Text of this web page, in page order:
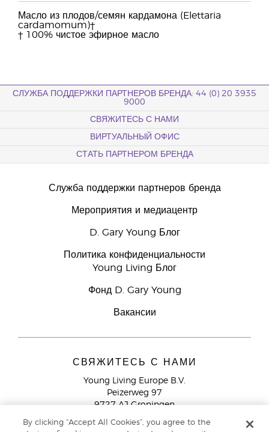
Масло из плодов/семян кардамона (Elettaria
cardamomum)†
† 100% чистое эфирное масло
СЛУЖБА ПОДДЕРЖКИ ПАРТНЕРОВ БРЕНДА: 44 (0) 20 3935
9000
СВЯЖИТЕСЬ С НАМИ
ВИРТУАЛЬНЫЙ ОФИС
СТАТЬ ПАРТНЕРОМ БРЕНДА
Служба поддержки партнеров бренда
Мероприятия и медиацентр
D. Gary Young Блог
Политика конфиденциальности
Young Living Блог
Фонд D. Gary Young
Вакансии
СВЯЖИТЕСЬ С НАМИ
Young Living Europe B.V.
Peizerweg 97
9727 AJ Groningen
Netherlands
By clicking “Accept All Cookies”, you agree to the